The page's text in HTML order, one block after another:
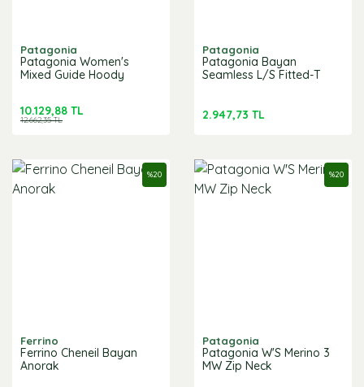
Patagonia
Patagonia Women's
Mixed Guide Hoody
10.129,88 TL
12.662,35 TL
Patagonia
Patagonia Bayan
Seamless L/S Fitted-T
2.947,73 TL
Ferrino
Ferrino Cheneil Bayan
Anorak
%20
Patagonia
Patagonia W'S Merino 3
MW Zip Neck
%20